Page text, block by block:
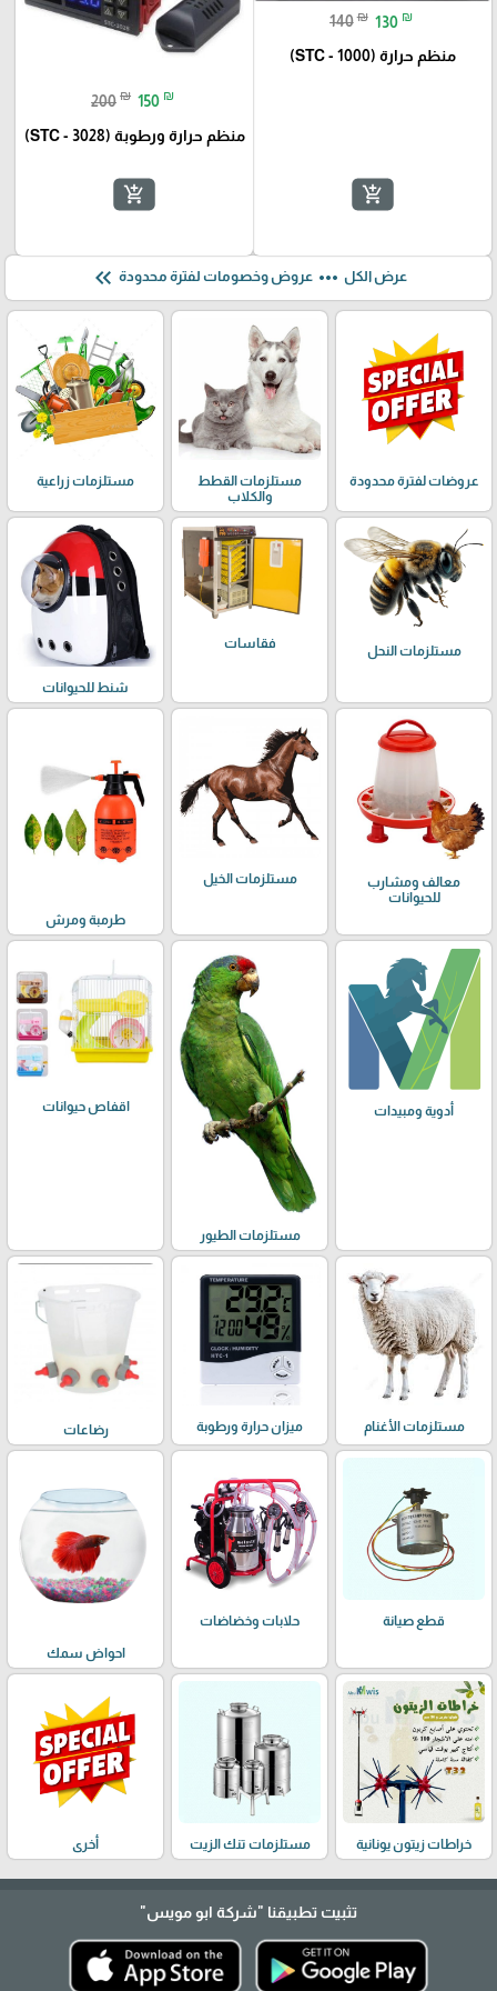
140 ₪ 130 ₪
منظم حرارة (STC - 1000)
add_shopping_cart
200 ₪ 150 ₪
منظم حرارة ورطوبة (STC - 3028)
add_shopping_cart
عرض الكل more_horiz عروض وخصومات لفترة محدودة keyboard_double_arrow_left
عروضات لفترة محدودة
مستلزمات القطط
والكلاب
مستلزمات زراعية
مستلزمات النحل
فقاسات
شنط للحيوانات
معالف ومشارب
للحيوانات
مستلزمات الخيل
طرمبة ومرش
أدوية ومبيدات
مستلزمات الطيور
اقفاص حيوانات
مستلزمات الأغنام ميزان حرارة ورطوبة رضاعات
قطع صيانة حلابات وخضاضات
احواض سمك
خراطات زيتون يونانية مستلزمات تنك الزيت أخرى
تثبيت تطبيقنا "شركة ابو مويس"